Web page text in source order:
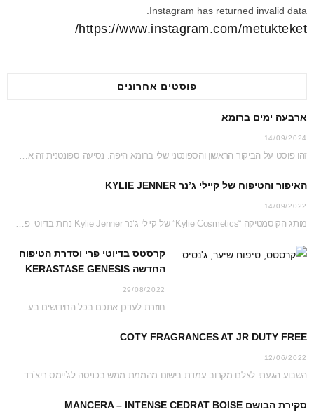
Instagram has returned invalid data.
https://www.instagram.com/metukteket/
פוסטים אחרונים
ארבעה ימים ברומא
14/09/2024
זהו פוסט על הביקור הראשון והספונטני שלי ברומא היפה. נסיעה ספונטנית זה אמנם לא דבר…
האיפור והטיפוח של קיילי ג’נר KYLIE JENNER
14/09/2022
מותג הקוסמטיקה “Kylie Cosmetics” של קיילי ג’נר Kylie Jenner נחת בדיוטי פרי ג’יימס ריצ’רדסון וזכה…
קרסטס בדיוטי פרי וסדרת הטיפוח
החדשה KERASTASE GENESIS
29/08/2022
חוזרת לעדכן אתכם בכל החידושים בעמדת קרסטס בג’יימס ריצ’רדסון דיוטי פרי נכון לקיץ 2022 והפעם…
COTY FRAGRANCES AT JR DUTY FREE
12/06/2022
השבוע הגעתי לצלם מקרוב עמדת בישום מהממת ממש בכניסה לג’יימס ריצ’רדסון דיוטי פרי. כל העמדה…
סקירת הבושם MANCERA – INTENSE CEDRAT BOISE